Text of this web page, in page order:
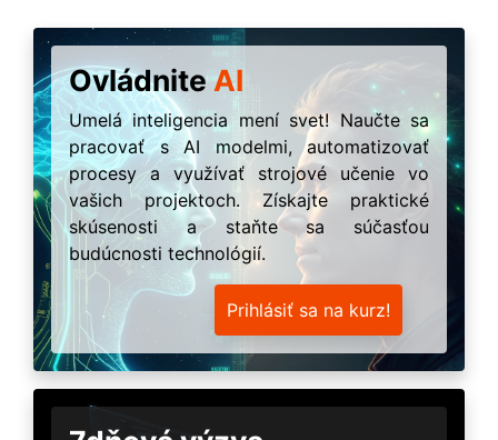
OvládniteAI
Umelá inteligencia mení svet! Naučte sa
pracovať s AI modelmi, automatizovať
procesy a využívať strojové učenie vo
vašich projektoch. Získajte praktické
skúsenosti a staňte sa súčasťou
budúcnosti technológií.
Prihlásiť sa na kurz!